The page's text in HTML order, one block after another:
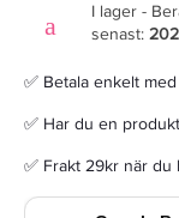
I lager -
senast:
✅ Betala enkelt
✅ Har du en
✅ Frakt 29kr när